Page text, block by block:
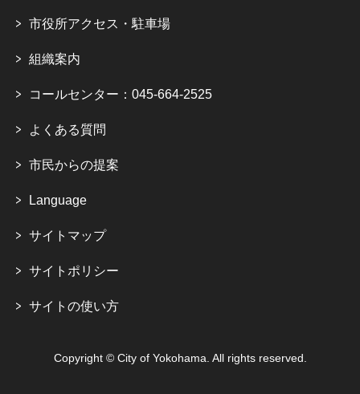
市役所アクセス・駐車場
組織案内
コールセンター：045-664-2525
よくある質問
市民からの提案
Language
サイトマップ
サイトポリシー
サイトの使い方
Copyright © City of Yokohama. All rights reserved.